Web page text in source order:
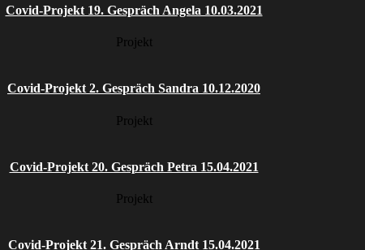
Covid-Projekt 19. Gespräch Angela 10.03.2021
Projekt
Covid-Projekt 2. Gespräch Sandra 10.12.2020
Projekt
Covid-Projekt 20. Gespräch Petra 15.04.2021
Projekt
Covid-Projekt 21. Gespräch Arndt 15.04.2021